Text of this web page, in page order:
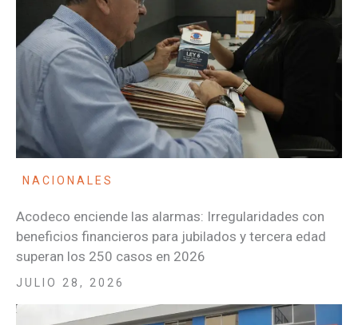
NACIONALES
Acodeco enciende las alarmas: Irregularidades con
beneficios financieros para jubilados y tercera edad
superan los 250 casos en 2026
JULIO 28, 2026